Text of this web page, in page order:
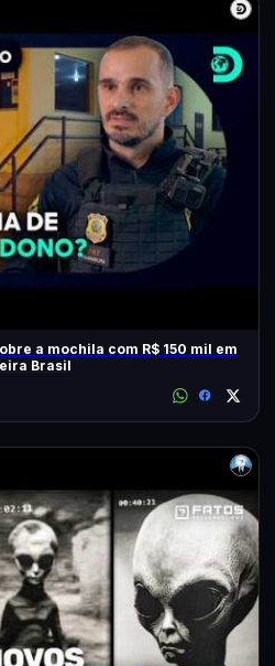
a mochila com R$ 150 mil em
Brasil